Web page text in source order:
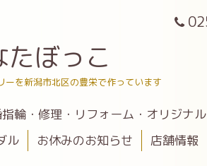
ぼっこ
ーを新潟市北区の豊栄で作っています
輪・修理・リフォーム・オリジナ
ル お休みのお知らせ 店舗情報